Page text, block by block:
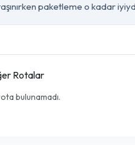
paketleme o kadar
Rotalar
bulunamadı.